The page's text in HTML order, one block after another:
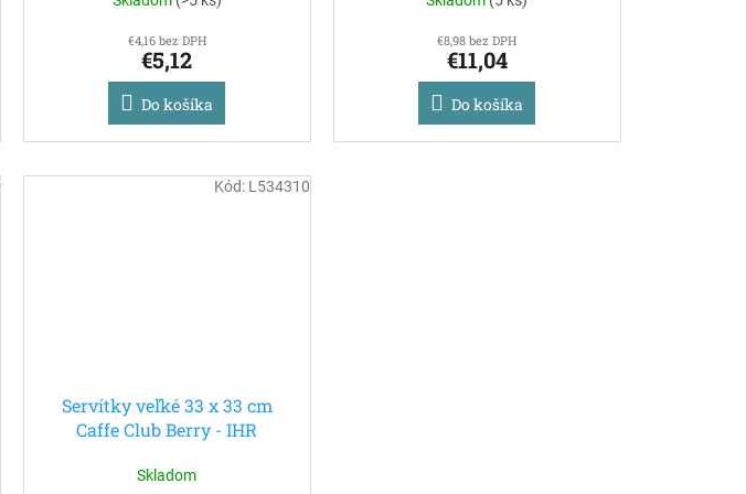
€4,16 bez DPH
€5,12
Do košíka
€8,98 bez DPH
€11,04
Do košíka
Servítky veľké 33 x 33 cm
Caffe Club Berry - IHR
Skladom
Kód: L534310